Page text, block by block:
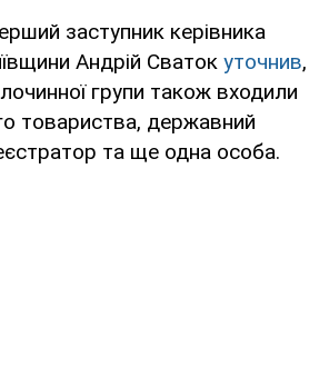
заступник керівника
Андрій Сваток уточнив,
групи також входили
товариства, державний
та ще одна особа.